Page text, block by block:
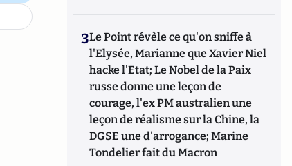
3Le Point révèle ce qu'on sniffe à
l'Elysée, Marianne que Xavier Niel
hacke l'Etat; Le Nobel de la Paix
russe donne une leçon de
courage, l'ex PM australien une
leçon de réalisme sur la Chine, la
DGSE une d'arrogance; Marine
Tondelier fait du Macron